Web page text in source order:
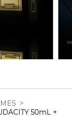
>
50mL +